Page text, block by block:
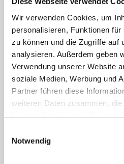
Wir verwenden Cookies, um
personalisieren, Funktionen
zu können und die Zugriffe auf
analysieren. Außerdem geben
Verwendung unserer Website
soziale Medien, Werbung und
Partner führen diese
weiteren Daten zusammen,
Notwendig
langfristige
Mehr Projekt- und
Fördermittel größere